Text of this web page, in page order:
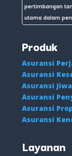
pertimbangan
utama dalam
Produk
Asuransi
Asuransi
Asuransi Jiwa
Asuransi
Asuransi
Asuransi
Layanan